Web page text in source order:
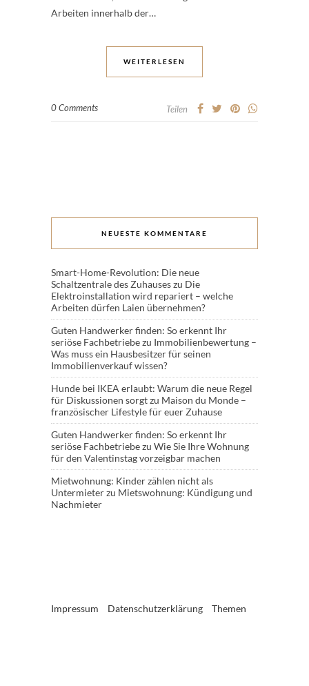
Arbeiten innerhalb der…
WEITERLESEN
0 Comments Teilen
NEUESTE KOMMENTARE
Smart-Home-Revolution: Die neue
Schaltzentrale des Zuhauseszu Die
Elektroinstallation wird repariert – welche
Arbeiten dürfen Laien übernehmen?
Guten Handwerker finden: So erkennt Ihr
seriöse Fachbetriebezu Immobilienbewertung –
Was muss ein Hausbesitzer für seinen
Immobilienverkauf wissen?
Hunde bei IKEA erlaubt: Warum die neue Regel
für Diskussionen sorgtzu Maison du Monde –
französischer Lifestyle für euer Zuhause
Guten Handwerker finden: So erkennt Ihr
seriöse Fachbetriebezu Wie Sie Ihre Wohnung
für den Valentinstag vorzeigbar machen
Mietwohnung: Kinder zählen nicht als
Untermieterzu Mietswohnung: Kündigung und
Nachmieter
Impressum Datenschutzerklärung Themen